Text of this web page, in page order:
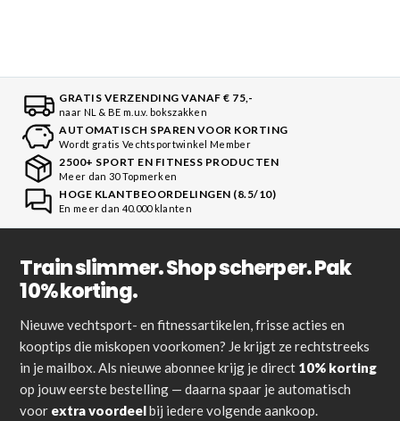
GRATIS VERZENDING VANAF € 75,-
naar NL & BE m.u.v. bokszakken
AUTOMATISCH SPAREN VOOR KORTING
Wordt gratis Vechtsportwinkel Member
2500+ SPORT EN FITNESS PRODUCTEN
Meer dan 30 Topmerken
HOGE KLANTBEOORDELINGEN (8.5/10)
En meer dan 40.000 klanten
Train slimmer. Shop scherper. Pak
10% korting.
Nieuwe vechtsport- en fitnessartikelen, frisse acties en
kooptips die miskopen voorkomen? Je krijgt ze rechtstreeks
in je mailbox. Als nieuwe abonnee krijg je direct 10% korting
op jouw eerste bestelling — daarna spaar je automatisch
voor extra voordeelbij iedere volgende aankoop.